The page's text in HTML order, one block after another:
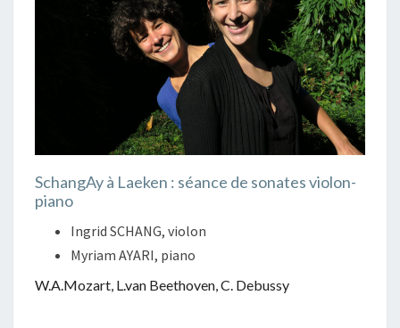
SchangAy à Laeken : séance de sonates violon-
piano
Ingrid SCHANG, violon
Myriam AYARI, piano
W.A.Mozart, L.van Beethoven, C. Debussy